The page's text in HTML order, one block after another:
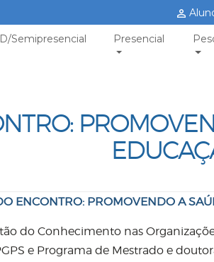
Semipresencial Presencial
ENCONTRO: PROMOVENDO A
do Conhecimento nas
e Programa de Mestrado e